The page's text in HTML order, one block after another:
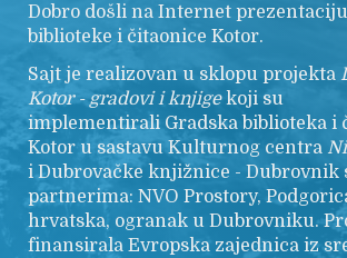
Dobro došli na Internet
biblioteke i čitaonice Kotor.
Sajt je realizovan u sklopu projekta
Kotor - gradovi i knjigekoji su
implementirali Gradska biblioteka i
Kotor u sastavu Kulturnog centra
i Dubrovačke knjižnice - Dubrovnik
partnerima: NVO Prostory,
hrvatska, ogranak u Dubrovniku.
finansirala Evropska zajednica iz